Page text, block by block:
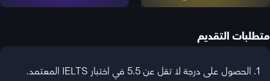
متطلبات التقديم
1. الحصول على درجة لا تقل عن 5.5 في اختبار IELTS المعتمد.